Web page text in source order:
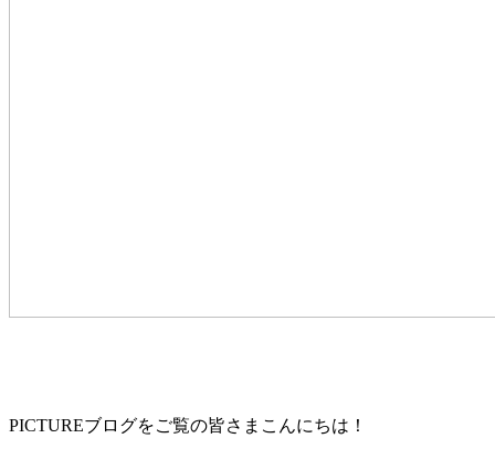
PICTUREブログをご覧の皆さまこんにちは！